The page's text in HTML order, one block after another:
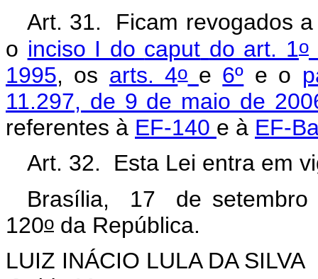
Art. 31. Ficam revogados
o inciso I do caput do art. 1o
1995, os arts. 4o e 6º e o
11.297, de 9 de maio de
referentes à EF-140 e à EF-
Art. 32. Esta Lei entra em
Brasília, 17 de setembro
120o da República.
LUIZ INÁCIO LULA DA SILVA